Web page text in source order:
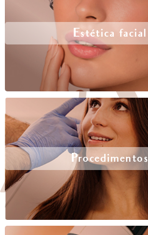
Estética facial
Procedimentos